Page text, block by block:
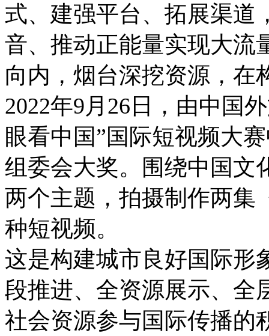
式、建强平台、拓展渠道
音、推动正能量实现大流
向内，烟台深挖资源，在
2022年9月26日，由中国
眼看中国”国际短视频大
组委会大奖。围绕中国文
两个主题，拍摄制作两集
种短视频。
这是构建城市良好国际形
段推进、全资源展示、全
社会资源参与国际传播的